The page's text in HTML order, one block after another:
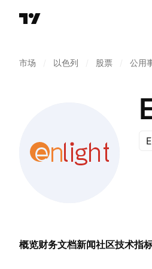
市场 以色列 股票 公用
概览财务文档新闻社区技术指